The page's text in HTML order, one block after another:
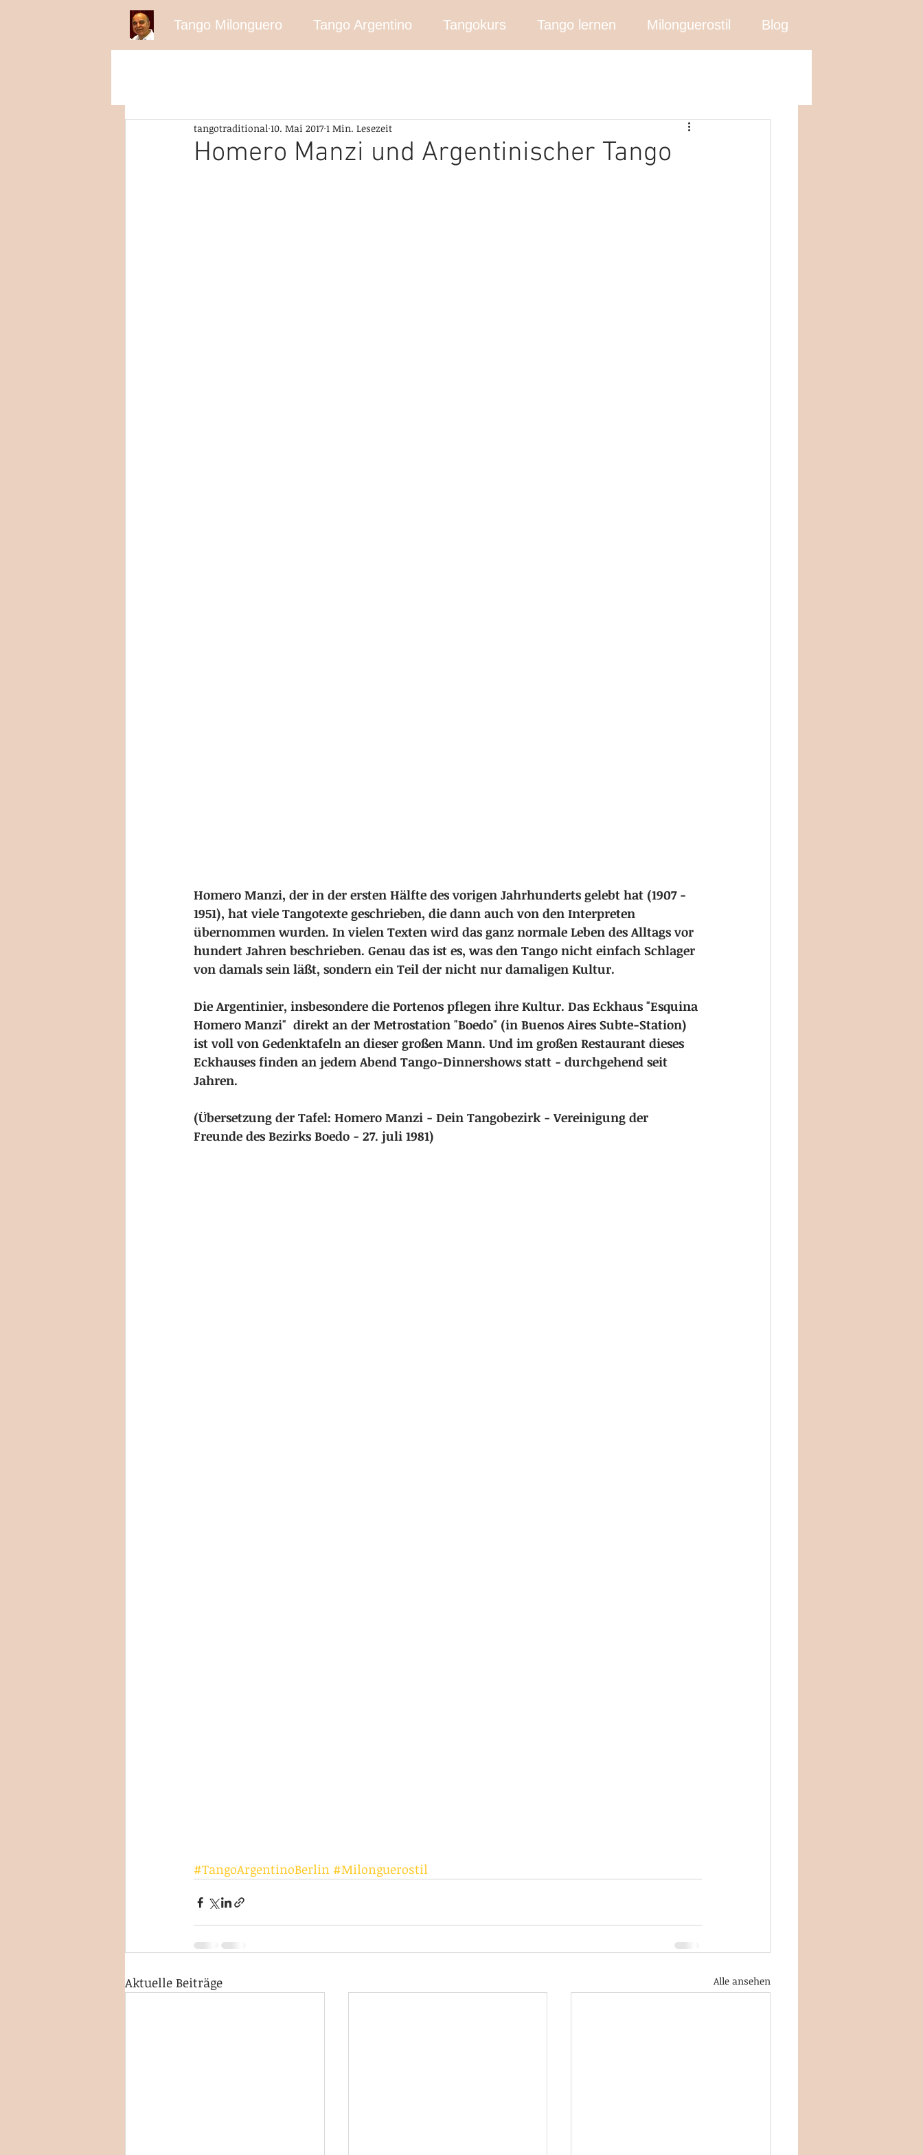
Tango Milonguero Tango Argentino Tangokurs Tango lernen Milonguerostil Blog
Homero Manzi und Argentinischer Tango
tangotraditional 10. Mai 2017 1 Min. Lesezeit
Homero Manzi, der in der ersten Hälfte des vorigen Jahrhunderts gelebt hat (1907 -
1951), hat viele Tangotexte geschrieben, die dann auch von den Interpreten
übernommen wurden. In vielen Texten wird das ganz normale Leben des Alltags vor
hundert Jahren beschrieben. Genau das ist es, was den Tango nicht einfach Schlager
von damals sein läßt, sondern ein Teil der nicht nur damaligen Kultur.
Die Argentinier, insbesondere die Portenos pflegen ihre Kultur. Das Eckhaus "Esquina
Homero Manzi"  direkt an der Metrostation "Boedo" (in Buenos Aires Subte-Station)
ist voll von Gedenktafeln an dieser großen Mann. Und im großen Restaurant dieses
Eckhauses finden an jedem Abend Tango-Dinnershows statt - durchgehend seit
Jahren.
(Übersetzung der Tafel: Homero Manzi - Dein Tangobezirk - Vereinigung der
Freunde des Bezirks Boedo - 27. juli 1981)
#TangoArgentinoBerlin #Milonguerostil
Aktuelle Beiträge Alle ansehen